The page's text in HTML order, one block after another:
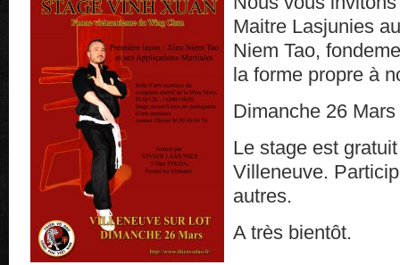
Maitre Lasjunies
Niem Tao,
la forme propre à
Dimanche 26
Le stage est
Villeneuve.
autres.
A très bientôt.